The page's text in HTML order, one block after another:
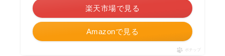
Amazonで見る
楽天市場で見る
ポチップ